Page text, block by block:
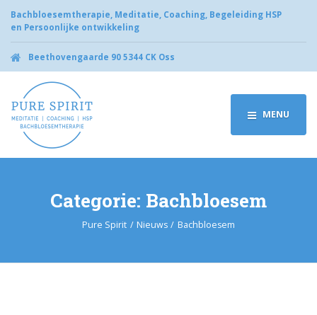
Bachbloesemtherapie, Meditatie, Coaching, Begeleiding HSP
en Persoonlijke ontwikkeling
Beethovengaarde 90 5344 CK Oss
MENU
Categorie: Bachbloesem
Pure Spirit Nieuws Bachbloesem